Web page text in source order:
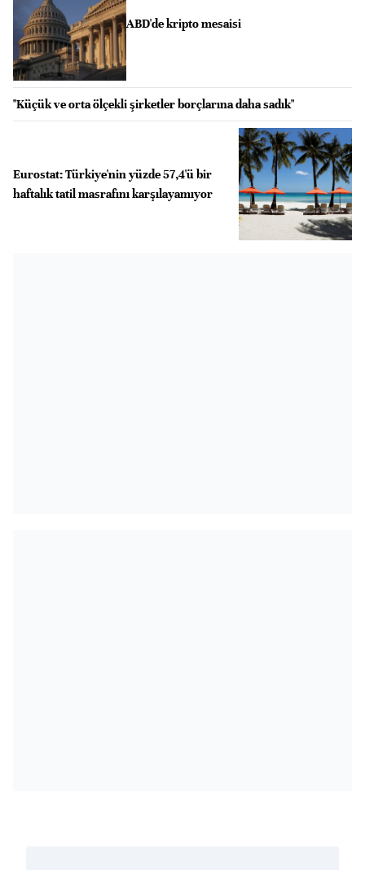
ABD'de kripto mesaisi
"Küçük ve orta ölçekli şirketler borçlarına daha sadık"
Eurostat: Türkiye'nin yüzde 57,4'ü bir
haftalık tatil masrafını karşılayamıyor